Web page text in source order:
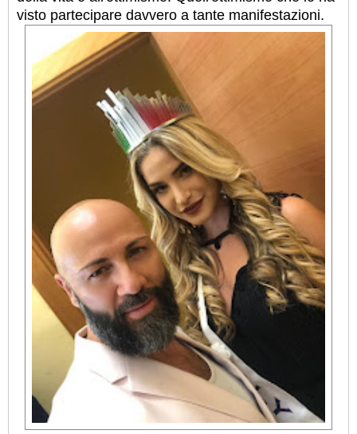
visto partecipare davvero a tante manifestazioni.